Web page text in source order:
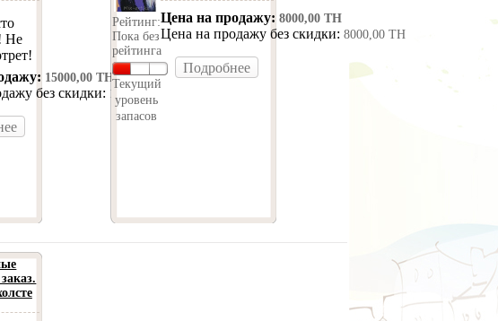
Не
15000,00 ТН
без скидки: 15000,00 ТН
Рейтинг:
Пока без
рейтинга
Текущий
уровень
запасов
Цена на продажу: 8000,00 ТН
Цена на продажу без скидки: 8000,00 ТН
Подробнее